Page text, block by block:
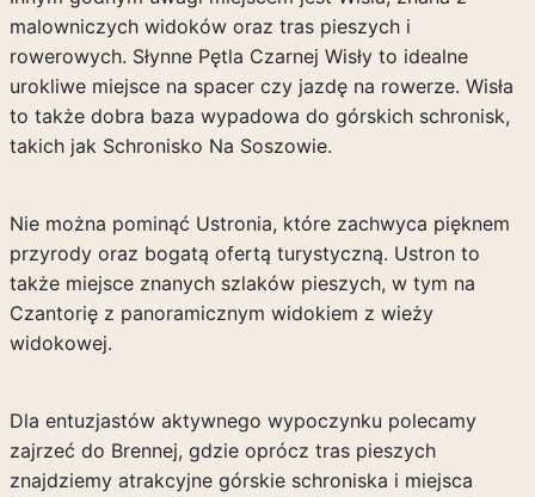
malowniczych widoków oraz tras pieszych i
rowerowych. Słynne Pętla Czarnej Wisły to idealne
urokliwe miejsce na spacer czy jazdę na rowerze. Wisła
to także dobra baza wypadowa do górskich schronisk,
takich jak Schronisko Na Soszowie.
Nie można pominąć Ustronia, które zachwyca pięknem
przyrody oraz bogatą ofertą turystyczną. Ustron to
także miejsce znanych szlaków pieszych, w tym na
Czantorię z panoramicznym widokiem z wieży
widokowej.
Dla entuzjastów aktywnego wypoczynku polecamy
zajrzeć do Brennej, gdzie oprócz tras pieszych
znajdziemy atrakcyjne górskie schroniska i miejsca